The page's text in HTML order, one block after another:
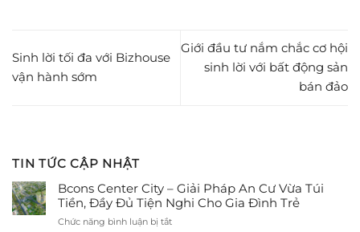
Sinh lời tối đa với Bizhouse
vận hành sớm
Giới đầu tư nắm chắc cơ hội
sinh lời với bất động sản
bán đảo
TIN TỨC CẬP NHẬT
Bcons Center City – Giải Pháp An Cư Vừa Túi
Tiền, Đầy Đủ Tiện Nghi Cho Gia Đình Trẻ
Chức năng bình luận bị tắtở